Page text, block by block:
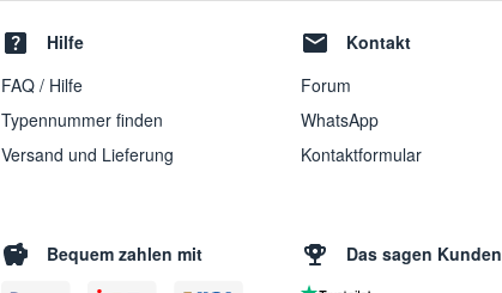
Hilfe
FAQ / Hilfe
Typennummer finden
Versand und Lieferung
Kontakt
Forum
WhatsApp
Kontaktformular
Bequem zahlen mit Das sagen Kunden